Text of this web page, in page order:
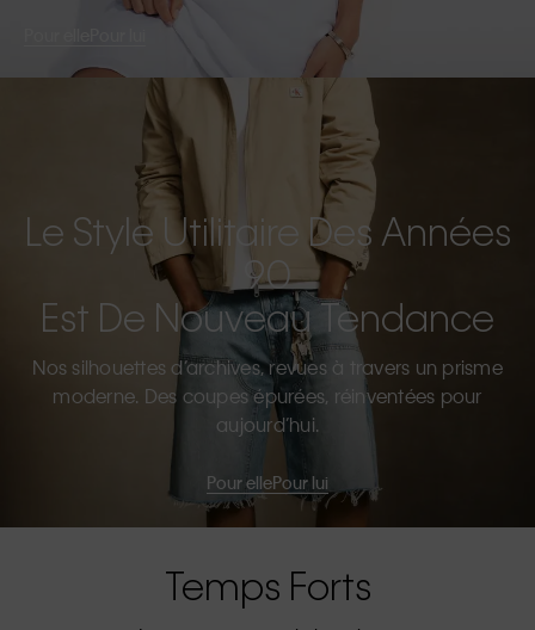
Le Style Utilitaire Des Années
90
Est De Nouveau Tendance
Nos silhouettes d’archives, revues à travers un prisme
moderne. Des coupes épurées, réinventées pour
aujourd’hui.
Pour ellePour lui
Temps Forts